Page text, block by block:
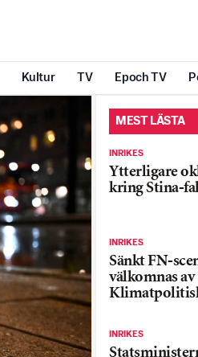
Kultur TV Epoch TV
MEST LÄSTA
INRIKES
Ytterligare
kring Stina-
INRIKES
Sänkt FN-
välkomnas av
INRIKES